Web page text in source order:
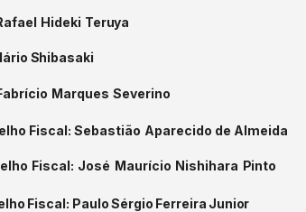
Hideki Teruya
Shibasaki
Marques Severino
Fiscal: Sebastião Aparecido de Almeida
Fiscal: José Maurício Nishihara Pinto
Fiscal: PauloSérgio Ferreira Junior